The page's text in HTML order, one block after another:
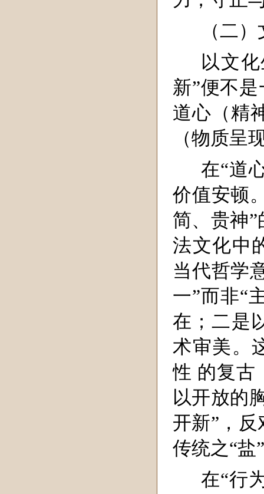
（二
以文
新”便不
道心（精
（物质呈
在“道
价值安顿
简、贵神
法文化中
当代哲学
一”而非“
在；二是
术审美。
性 的复古
以开放的
开新”，
传统之“盐
在“行